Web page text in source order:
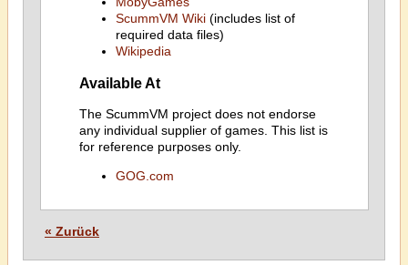
ScummVM Wiki(includes list of
required data files)
Wikipedia
Available At
The ScummVM project does not endorse
any individual supplier of games. This list is
for reference purposes only.
GOG.com
« Zurück